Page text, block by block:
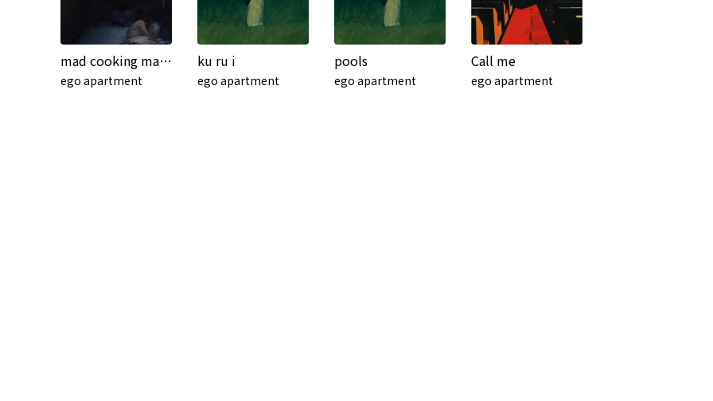
mad cooking machine
ego apartment
ku ru i
ego apartment
pools
ego apartment
Call me
ego apartment